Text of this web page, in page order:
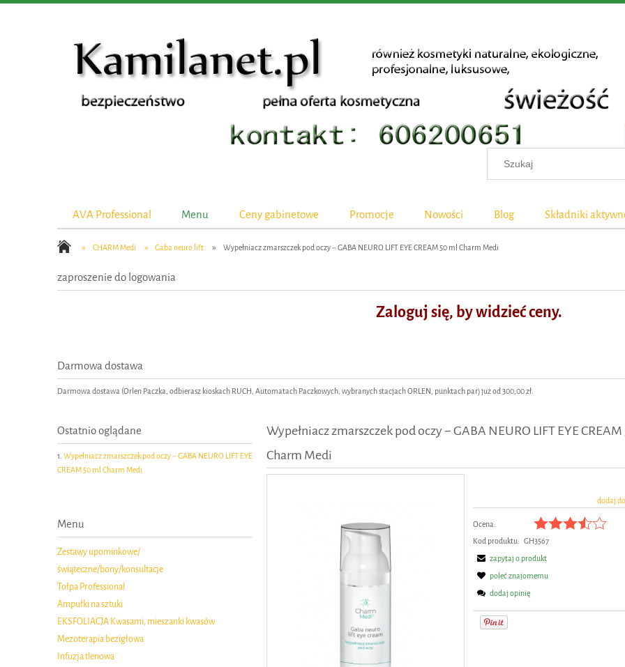
AVA Professional Menu Ceny gabinetowe Promocje Nowości Blog Składniki
» CHARM Medi » Gaba neuro lift » Wypełniacz zmarszczek pod oczy − GABA NEURO LIFT EYE CREAM 50 ml Charm Medi
zaproszenie do logowania
Zaloguj się, by widzieć ceny.
Darmowa dostawa
Darmowa dostawa (Orlen Paczka, odbierasz kioskach RUCH, Automatach Paczkowych, wybranych stacjach ORLEN, punktach par) już od 300,00 zł.
Ostatnio oglądane
Wypełniacz zmarszczek pod oczy − GABA NEURO LIFT EYE
CREAM 50 ml Charm Medi
Menu
Zestawy upominkowe/
świąteczne/bony/konsultacje
Tołpa Professional
Ampułki na sztuki
EKSFOLIACJA Kwasami, mieszanki kwasów
Mezoterapia bezigłowa
Infuzja tlenowa
Wypełniacz zmarszczek pod oczy − GABA NEURO LIFT EYE
Charm Medi
dodaj
Ocena:
Kod produktu: GH3567
zapytaj o produkt
poleć znajomemu
dodaj opinię